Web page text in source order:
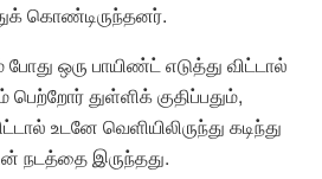
கொண்டிருந்தனர்.
ஒரு பாயிண்ட் எடுத்து விட்டால்
துள்ளிக் குதிப்பதும்,
உடனே வெளியிலிருந்து கடிந்து
நடத்தை இருந்தது.